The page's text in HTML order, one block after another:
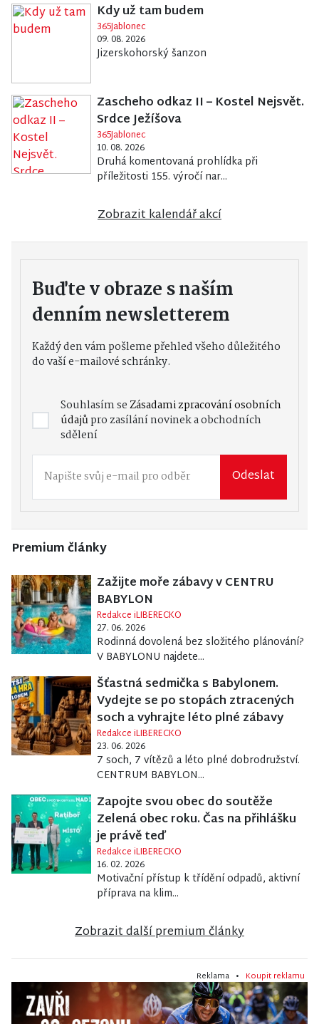
Kdy už tam budem
365Jablonec
09. 08. 2026
Jizerskohorský šanzon
Zascheho odkaz II – Kostel Nejsvět.
Srdce Ježíšova
365Jablonec
10. 08. 2026
Druhá komentovaná prohlídka při
příležitosti 155. výročí nar...
Zobrazit kalendář akcí
Buďte v obraze s naším
denním newsletterem
Každý den vám pošleme přehled všeho důležitého
do vaší e-mailové schránky.
Souhlasím seZásadami zpracování osobních
údajůpro zasílání novinek a obchodních
sdělení
Odeslat
Premium články
Zažijte moře zábavy v CENTRU
BABYLON
Redakce iLIBERECKO
27. 06. 2026
Rodinná dovolená bez složitého plánování?
V BABYLONU najdete...
Šťastná sedmička s Babylonem.
Vydejte se po stopách ztracených
soch a vyhrajte léto plné zábavy
Redakce iLIBERECKO
23. 06. 2026
7 soch, 7 vítězů a léto plné dobrodružství.
CENTRUM BABYLON...
Zapojte svou obec do soutěže
Zelená obec roku. Čas na přihlášku
je právě teď
Redakce iLIBERECKO
16. 02. 2026
Motivační přístup k třídění odpadů, aktivní
příprava na klim...
Zobrazit další premium články
Reklama • Koupit reklamu